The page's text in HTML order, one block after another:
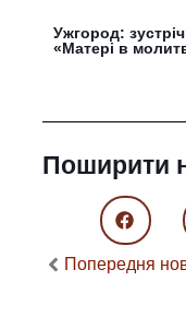
Ужгород:
«Матері в
Поширити
Попередня